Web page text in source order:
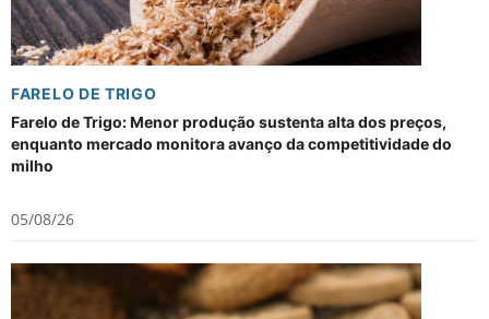
FARELO DE TRIGO
Farelo de Trigo: Menor produção sustenta alta dos preços,
enquanto mercado monitora avanço da competitividade do
milho
05/08/26